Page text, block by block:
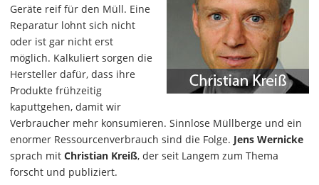
Geräte reif für den Müll. Eine
Reparatur lohnt sich nicht
oder ist gar nicht erst
möglich. Kalkuliert sorgen die
Hersteller dafür, dass ihre
Produkte frühzeitig
kaputtgehen, damit wir
Verbraucher mehr konsumieren. Sinnlose Müllberge und ein
enormer Ressourcenverbrauch sind die Folge. Jens Wernicke
sprach mit Christian Kreiß, der seit Langem zum Thema
forscht und publiziert.